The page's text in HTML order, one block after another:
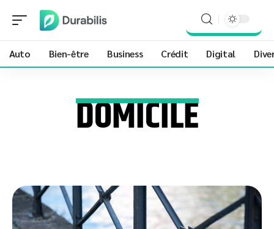
Auto Bien-être Business Crédit Digital
DOMICILE